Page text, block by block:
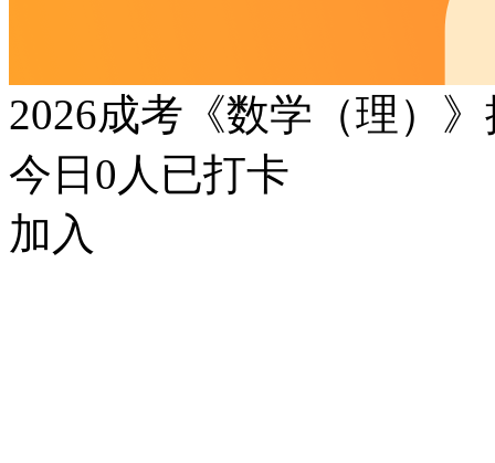
2026成考《数学（理）
今日 0 人已打卡
加入